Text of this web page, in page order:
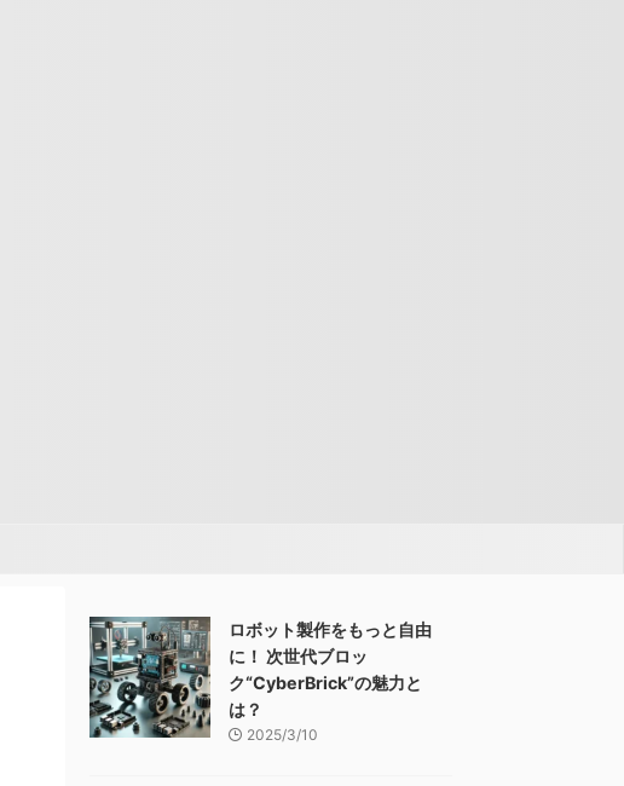
ロボット製作をもっと自由
に！ 次世代ブロッ
ク“CyberBrick”の魅力と
は？
2025/3/10